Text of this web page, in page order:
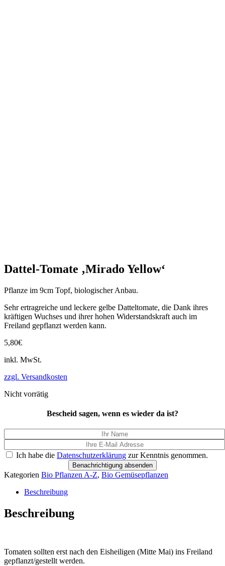
Dattel-Tomate ‚Mirado Yellow‘
Pflanze im 9cm Topf, biologischer Anbau.
Sehr ertragreiche und leckere gelbe Datteltomate, die Dank ihres
kräftigen Wuchses und ihrer hohen Widerstandskraft auch im
Freiland gepflanzt werden kann.
5,80€
inkl. MwSt.
zzgl. Versandkosten
Nicht vorrätig
Bescheid sagen, wenn es wieder da ist?
Ich habe die Datenschutzerklärung zur Kenntnis genommen.
Benachrichtigung absenden
Kategorien Bio Pflanzen A-Z, Bio Gemüsepflanzen
Beschreibung
Beschreibung
Tomaten sollten erst nach den Eisheiligen (Mitte Mai) ins Freiland
gepflanzt/gestellt werden.